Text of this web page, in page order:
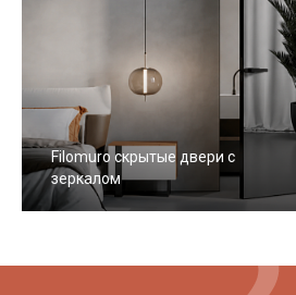
Filomuro скрытые двери с
зеркалом